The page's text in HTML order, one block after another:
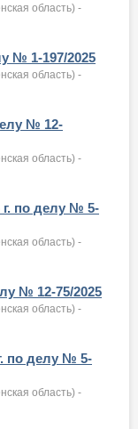
область) -
№ 1-197/2025
область) -
№ 12-
область) -
г. по делу № 5-
область) -
№ 12-75/2025
область) -
по делу № 5-
область) -